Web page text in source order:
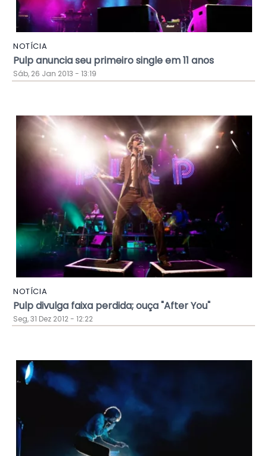
NOTÍCIA
Pulp anuncia seu primeiro single em 11 anos
Sáb, 26 Jan 2013 - 13:19
NOTÍCIA
Pulp divulga faixa perdida; ouça "After You"
Seg, 31 Dez 2012 - 12:22